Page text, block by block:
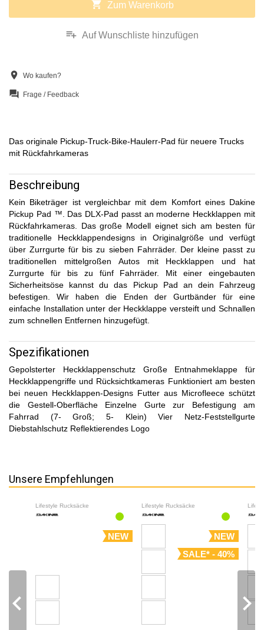
shopping_cart Zum Warenkorb
playlist_add Auf Wunschliste hinzufügen
location_on Wo kaufen?
question_answer Frage / Feedback
Das originale Pickup-Truck-Bike-Haulerr-Pad für neuere Trucks
mit Rückfahrkameras
Beschreibung
Kein Biketräger ist vergleichbar mit dem Komfort eines Dakine
Pickup Pad ™. Das DLX-Pad passt an moderne Heckklappen mit
Rückfahrkameras. Das große Modell eignet sich am besten für
traditionelle Heckklappendesigns in Originalgröße und verfügt
über Zurrgurte für bis zu sieben Fahrräder. Der kleine passt zu
traditionellen mittelgroßen Autos mit Heckklappen und hat
Zurrgurte für bis zu fünf Fahrräder. Mit einer eingebauten
Sicherheitsöse kannst du das Pickup Pad an dein Fahrzeug
befestigen. Wir haben die Enden der Gurtbänder für eine
einfache Installation unter der Heckklappe versteift und Schnallen
zum schnellen Entfernen hinzugefügt.
Spezifikationen
Gepolsterter Heckklappenschutz Große Entnahmeklappe für
Heckklappengriffe und Rücksichtkameras Funktioniert am besten
bei neuen Heckklappen-Designs Futter aus Microfleece schützt
die Gestell-Oberfläche Einzelne Gurte zur Befestigung am
Fahrrad (7- Groß; 5- Klein) Vier Netz-Feststellgurte
Diebstahlschutz Reflektierendes Logo
Unsere Empfehlungen
Lifestyle Rucksäcke
NEW
Lifestyle Rucksäcke
NEW
SALE* - 40%
navigate_before navigate_next